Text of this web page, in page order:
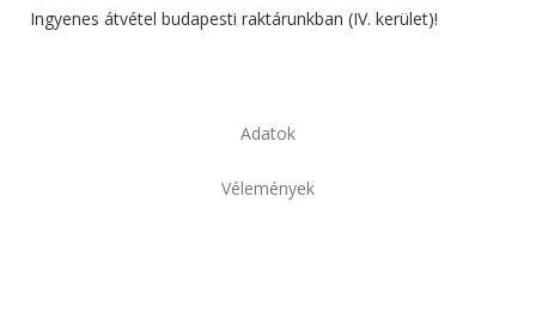
Ingyenes átvétel budapesti raktárunkban (IV. kerület)!
Adatok
Vélemények